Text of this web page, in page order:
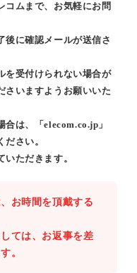
コムまで、お気軽にお問
後に確認メールが送信さ
を受付けられない場合が
さいますようお願いいた
は、「elecom.co.jp」
さい。
ただきます。
お時間を頂戴する
ては、お返事を差
。